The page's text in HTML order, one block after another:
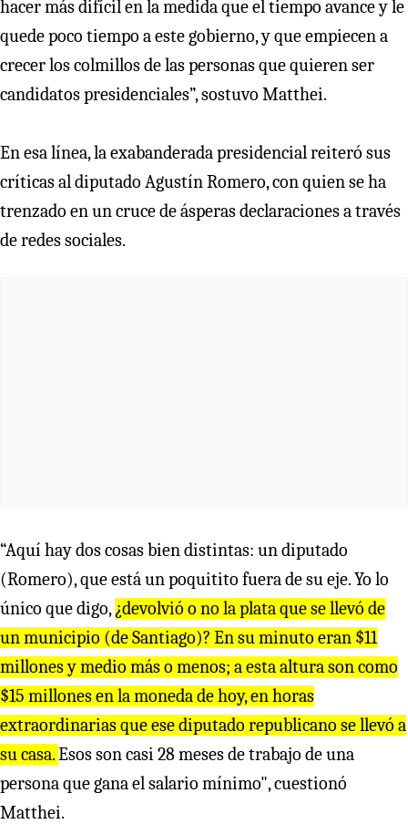
hacer más difícil en la medida que el tiempo avance y le
quede poco tiempo a este gobierno, y que empiecen a
crecer los colmillos de las personas que quieren ser
candidatos presidenciales”, sostuvo Matthei.
En esa línea, la exabanderada presidencial reiteró sus
críticas al diputado Agustín Romero, con quien se ha
trenzado en un cruce de ásperas declaraciones a través
de redes sociales.
“Aquí hay dos cosas bien distintas: un diputado
(Romero), que está un poquitito fuera de su eje. Yo lo
único que digo,¿devolvió o no la plata que se llevó de
un municipio (de Santiago)? En su minuto eran $11
millones y medio más o menos; a esta altura son como
$15 millones en la moneda de hoy, en horas
extraordinarias que ese diputado republicano se llevó a
su casa.Esos son casi 28 meses de trabajo de una
persona que gana el salario mínimo", cuestionó
Matthei.